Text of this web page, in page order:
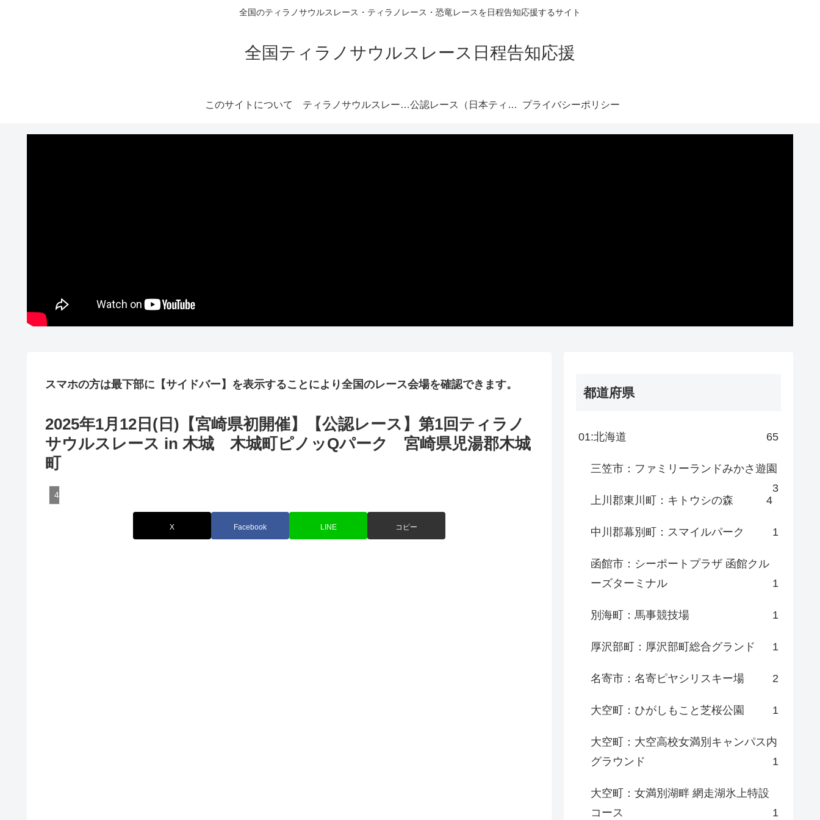
全国のティラノサウルスレース・ティラノレース・恐竜レースを日程告知応援するサイト
全国ティラノサウルスレース日程告知応援
このサイトについて ティラノサウルスレースとは 公認レース（日本ティラノ連） プライバシーポリシー
スマホの方は最下部に【サイドバー】を表示することにより全国のレース会場を確認できます。
2025年1月12日(日)【宮崎県初開催】【公認レース】第1回ティラノ
サウルスレース in 木城 木城町ピノッQパーク 宮崎県児湯郡木城
町
45:宮崎
X Facebook LINE コピー
都道府県
01:北海道 65
三笠市：ファミリーランドみかさ遊園
3
上川郡東川町：キトウシの森
4
中川郡幕別町：スマイルパーク 1
函館市：シーポートプラザ 函館クル
ーズターミナル
1
別海町：馬事競技場 1
厚沢部町：厚沢部町総合グランド 1
名寄市：名寄ピヤシリスキー場 2
大空町：ひがしもこと芝桜公園 1
大空町：大空高校女満別キャンパス内
グラウンド
1
大空町：女満別湖畔 網走湖氷上特設
コース
1